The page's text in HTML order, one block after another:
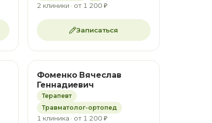
2 клиники · от 1 200 ₽
Записаться
Фоменко Вячеслав
Геннадиевич
Терапевт
Травматолог-ортопед
1 клиника · от 1 200 ₽